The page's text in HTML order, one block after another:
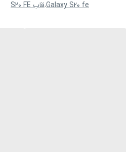
Galaxy S20 fe،قاب S20 FE